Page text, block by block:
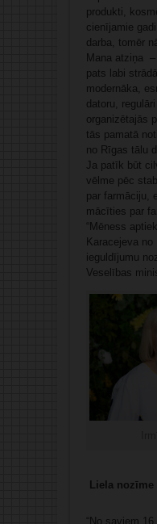
produkti,
cienījamie
darba, tomēr
Mana atziņa
pats labi
modernāka,
datoru,
organizētajās
tās pamatā
no Rīgas tālu
Ja patīk būt
vēlme pēc
par farmāciju,
mācīties par
“Mēness
Karacejeva
ieguldījumu
Veselības
Liela
“No saviem